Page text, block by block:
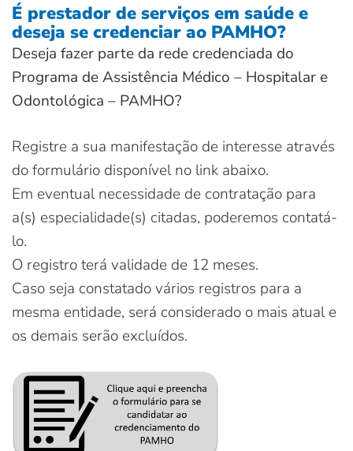
É prestador de serviços em saúde e
deseja se credenciar ao PAMHO?
Deseja fazer parte da rede credenciada do
Programa de Assistência Médico – Hospitalar e
Odontológica – PAMHO?
Registre a sua manifestação de interesse através
do formulário disponível no link abaixo.
Em eventual necessidade de contratação para
a(s) especialidade(s) citadas, poderemos contatá-
lo.
O registro terá validade de 12 meses.
Caso seja constatado vários registros para a
mesma entidade, será considerado o mais atual e
os demais serão excluídos.